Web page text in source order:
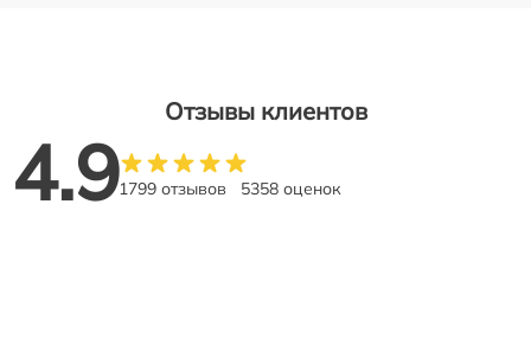
Отзывы клиентов
4.91799 отзывов 5358 оценок